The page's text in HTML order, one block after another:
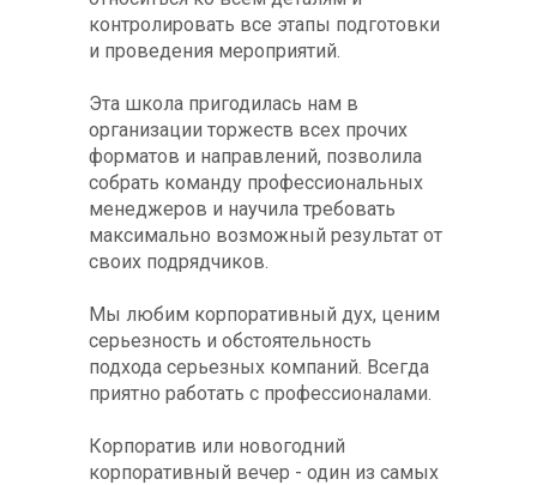
контролировать все этапы подготовки
и проведения мероприятий.
Эта школа пригодилась нам в
организации торжеств всех прочих
форматов и направлений, позволила
собрать команду профессиональных
менеджеров и научила требовать
максимально возможный результат от
своих подрядчиков.
Мы любим корпоративный дух, ценим
серьезность и обстоятельность
подхода серьезных компаний. Всегда
приятно работать с профессионалами.
Корпоратив или новогодний
корпоративный вечер - один из самых